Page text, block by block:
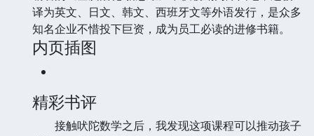
译为英文、日文、韩文、西班牙文等外语发行，是众多
知名企业不惜投下巨资，成为员工必读的进修书籍。
内页插图
精彩书评
接触吠陀数学之后，我发现这项课程可以推动孩子